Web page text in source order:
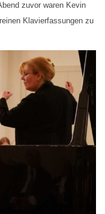
zuvor waren Kevin
Klavierfassungen zu